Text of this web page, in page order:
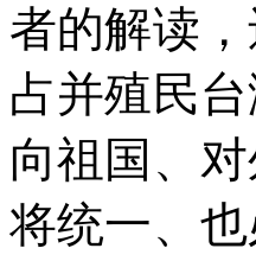
者的解读
占并殖民
向祖国、
将统一、